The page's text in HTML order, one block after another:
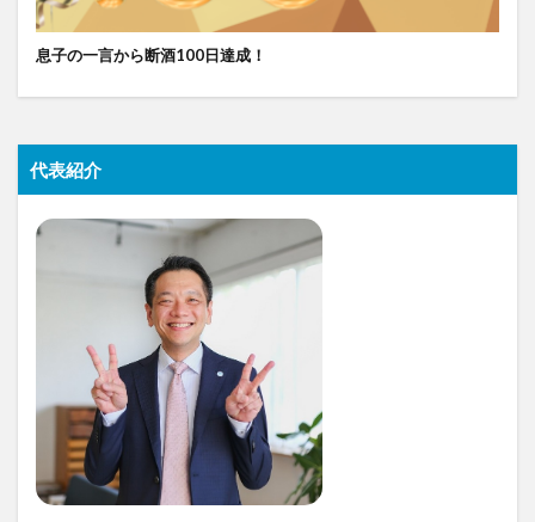
息子の一言から断酒100日達成！
代表紹介